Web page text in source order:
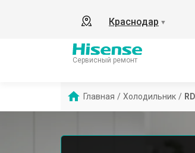
Краснодар ▼
Сервисный ремонт
Главная / Холодильник /